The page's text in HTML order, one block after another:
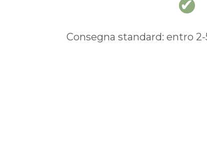
Consegna standard: entro